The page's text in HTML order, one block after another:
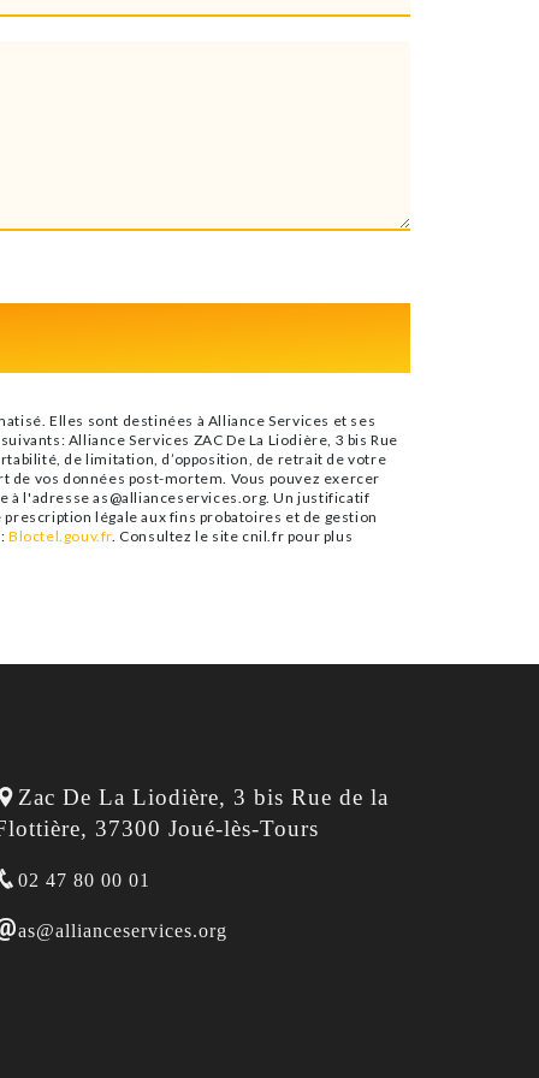
Elles sont destinées à Alliance Services et ses
Alliance Services ZAC De La Liodière, 3 bis Rue
de limitation, d’opposition, de retrait de votre
de vos données post-mortem. Vous pouvez exercer
à l'adresse as@allianceservices.org. Un justificatif
légale aux fins probatoires et de gestion
Bloctel.gouv.fr . Consultez le site cnil.fr pour plus
Zac De La Liodière, 3 bis Rue de la
37300 Joué-lès-Tours
02 47 80 00 01
as@allianceservices.org